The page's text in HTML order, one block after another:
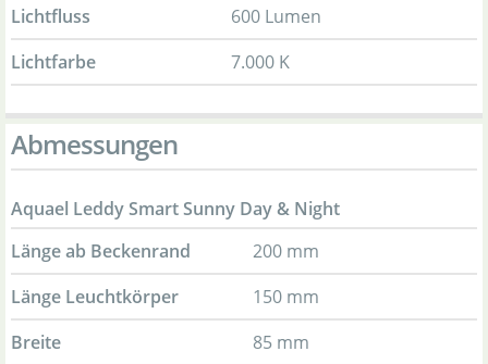
Lichtfluss
600 Lumen
Lichtfarbe
7.000 K
Abmessungen
Aquael Leddy Smart Sunny Day & Night
Länge ab Beckenrand
200 mm
Länge Leuchtkörper
150 mm
Breite
85 mm